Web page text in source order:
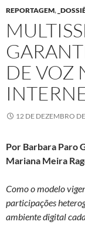
REPORTAGEM,
DE VOZ
12 DE DEZEMBRO
Por Barbara Paro
Mariana Meira
Como o modelo
participações
ambiente digital